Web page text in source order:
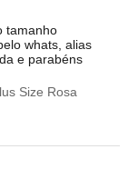
tamanho
whats, alias
e parabéns
Size Rosa